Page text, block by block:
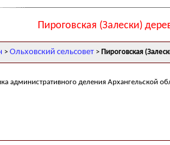
Пироговская (Залески)
> Ольховский сельсовет > Пироговская
административного деления Архангельской